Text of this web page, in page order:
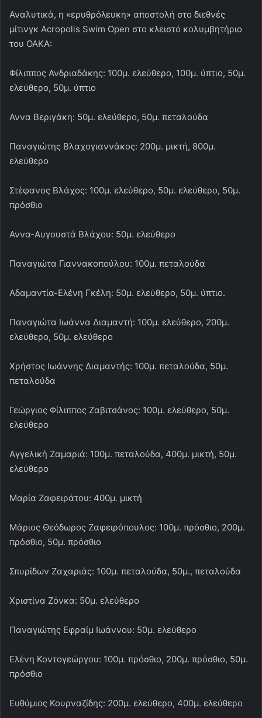
Αναλυτικά, η «ερυθρόλευκη» αποστολή στο διεθνές
μίτινγκ Acropolis Swim Open στο κλειστό κολυμβητήριο
του ΟΑΚΑ:
Φίλιππος Ανδριαδάκης: 100μ. ελεύθερο, 100μ. ύπτιο, 50μ.
ελεύθερο, 50μ. ύπτιο
Αννα Βεριγάκη: 50μ. ελεύθερο, 50μ. πεταλούδα
Παναγιώτης Βλαχογιαννάκος: 200μ. μικτή, 800μ.
ελεύθερο
Στέφανος Βλάχος: 100μ. ελεύθερο, 50μ. ελεύθερο, 50μ.
πρόσθιο
Αννα-Αυγουστά Βλάχου: 50μ. ελεύθερο
Παναγιώτα Γιαννακοπούλου: 100μ. πεταλούδα
Αδαμαντία-Ελένη Γκέλη: 50μ. ελεύθερο, 50μ. ύπτιο.
Παναγιώτα Ιωάννα Διαμαντή: 100μ. ελεύθερο, 200μ.
ελεύθερο, 50μ. ελεύθερο
Χρήστος Ιωάννης Διαμαντής: 100μ. πεταλούδα, 50μ.
πεταλούδα
Γεώργιος Φίλιππος Ζαβιτσάνος: 100μ. ελεύθερο, 50μ.
ελεύθερο
Αγγελική Ζαμαριά: 100μ. πεταλούδα, 400μ. μικτή, 50μ.
ελεύθερο
Μαρία Ζαφειράτου: 400μ. μικτή
Μάριος Θεόδωρος Ζαφειρόπουλος: 100μ. πρόσθιο, 200μ.
πρόσθιο, 50μ. πρόσθιο
Σπυρίδων Ζαχαριάς: 100μ. πεταλούδα, 50μ., πεταλούδα
Χριστίνα Ζόνκα: 50μ. ελεύθερο
Παναγιώτης Εφραίμ Ιωάννου: 50μ. ελεύθερο
Ελένη Κοντογεώργου: 100μ. πρόσθιο, 200μ. πρόσθιο, 50μ.
πρόσθιο
Ευθύμιος Κουρναζίδης: 200μ. ελεύθερο, 400μ. ελεύθερο